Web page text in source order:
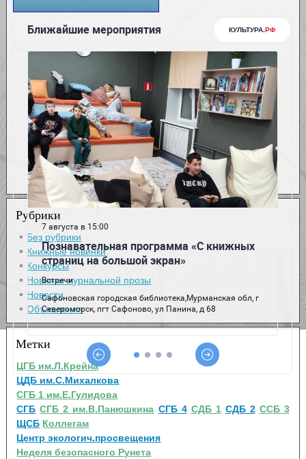
Рубрики
Без рубрики
Книжные новинки
Конкурсы
Новинки журнальной прозы
Новости
Объявления
Метки
ЦГБ им.Л.Крейна
ЦДБ им.С.Михалкова
СГБ 1 им.Е.Гулидова
СГБ СГБ 2 им.В.Панюшкина СГБ 4 СДБ 1 СДБ 2 ССБ 3
ЩСБ Коллегам
Центр экологич.просвещения
Неделя безопасного Рунета